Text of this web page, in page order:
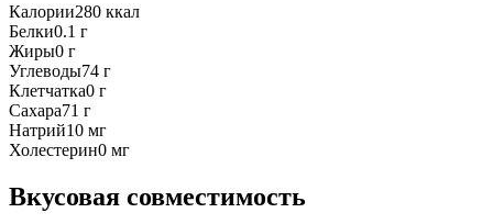
Калории280 ккал
Белки0.1 г
Жиры0 г
Углеводы74 г
Клетчатка0 г
Сахара71 г
Натрий10 мг
Холестерин0 мг
Вкусовая совместимость